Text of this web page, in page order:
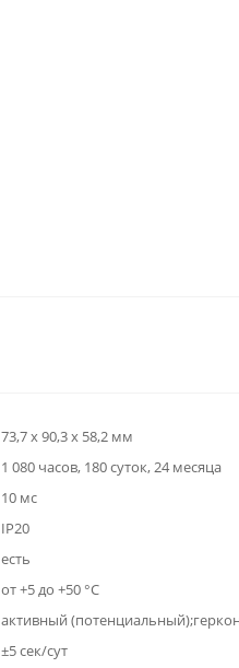
73,7 x 90,3 x 58,2 мм
1 080 часов, 180 суток, 24 месяца
10 мс
IP20
есть
от +5 до +50 °С
активный
±5 сек/сут